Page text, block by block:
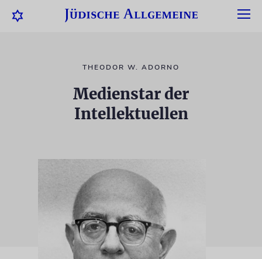
THEODOR W. ADORNO
Medienstar der
Intellektuellen